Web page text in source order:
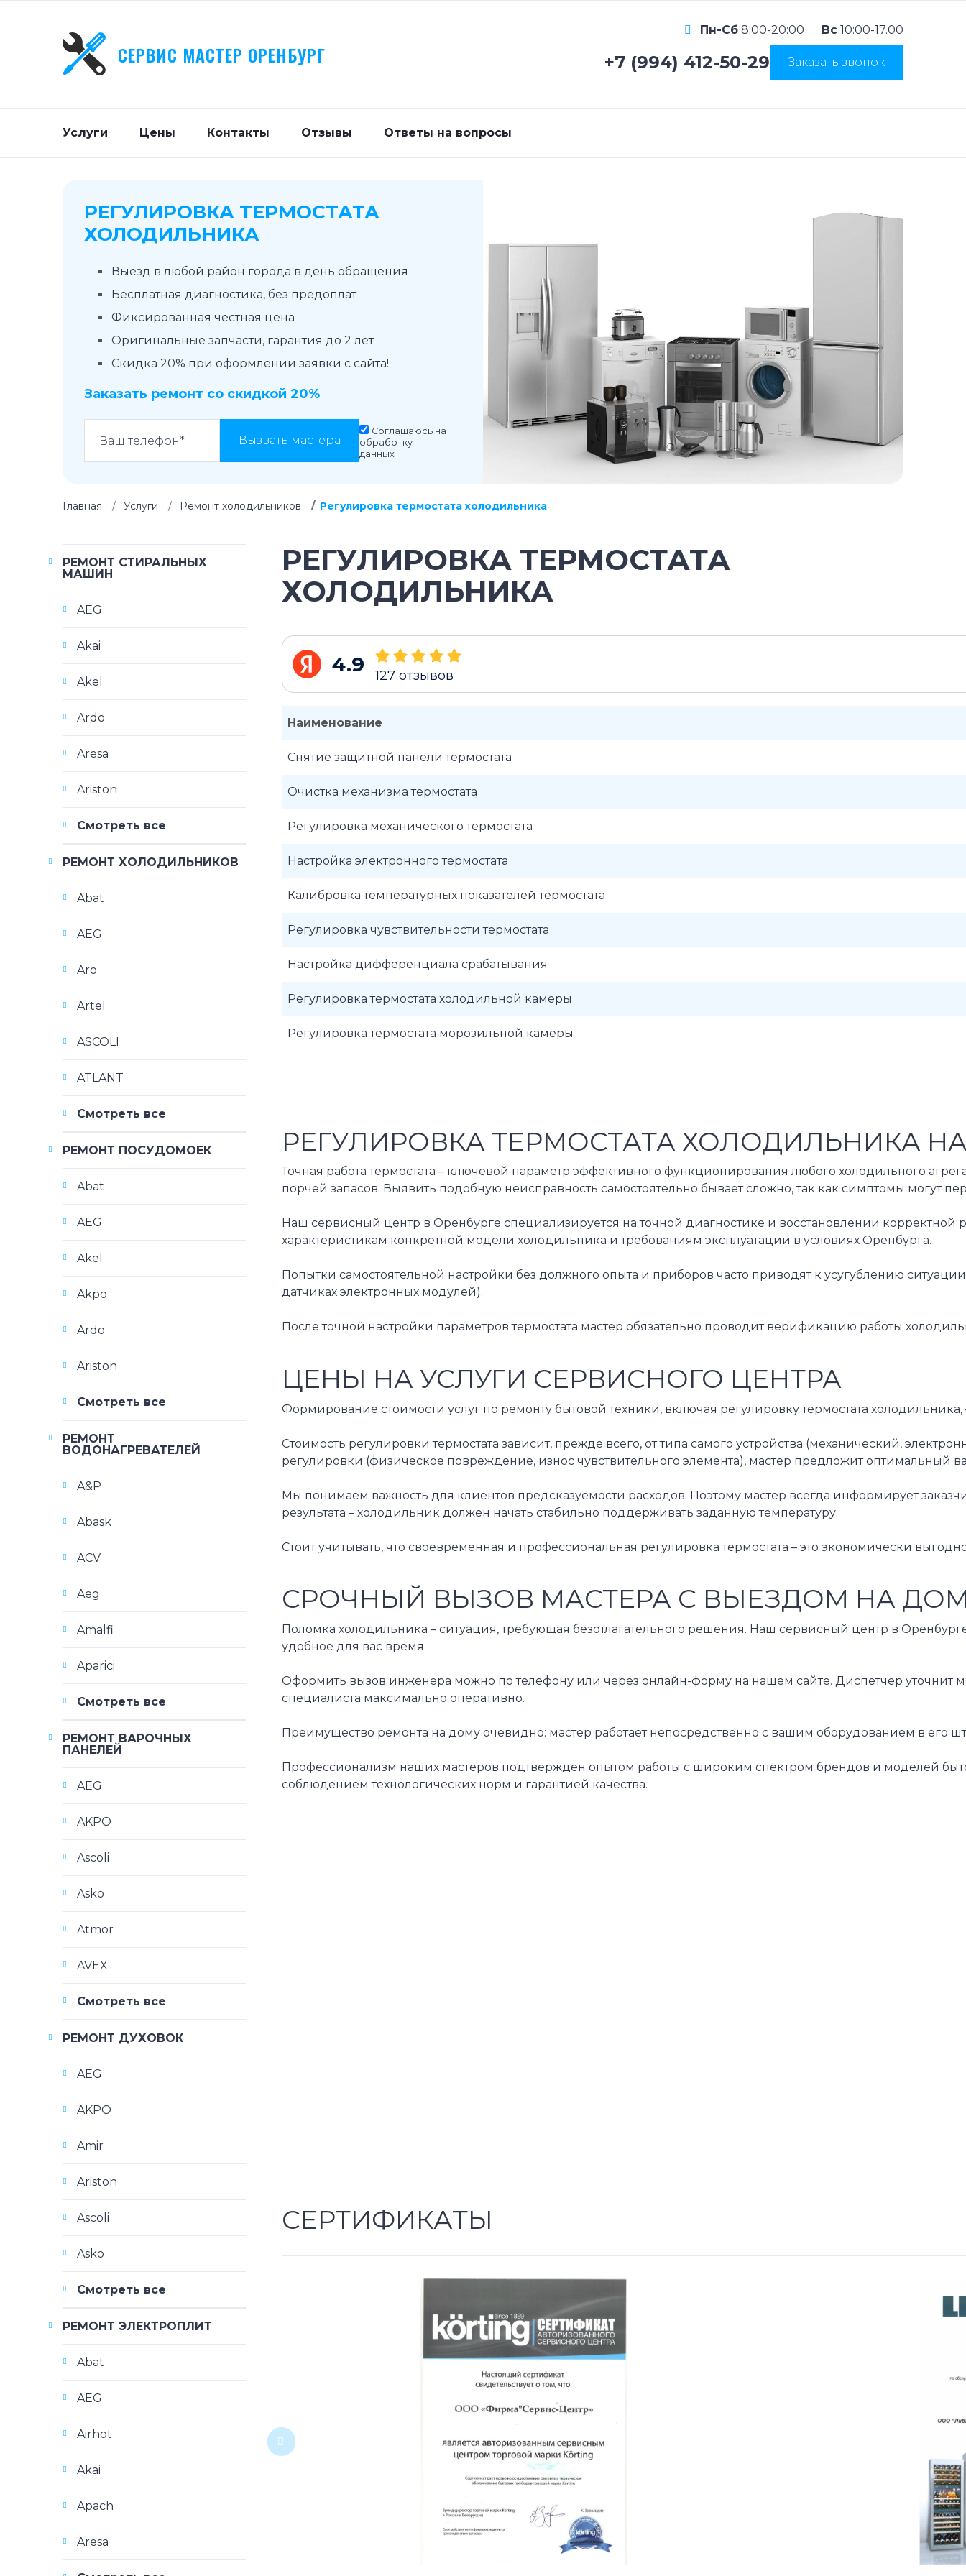
СЕРВИС МАСТЕР ОРЕНБУРГ
Пн-Сб 8:00-20:00 Вс 10:00-17.00
+7 (994) 412-50-29 Заказать звонок
Услуги Цены Контакты Отзывы Ответы на вопросы
РЕГУЛИРОВКА ТЕРМОСТАТА
ХОЛОДИЛЬНИКА
Выезд в любой район города в день обращения
Бесплатная диагностика, без предоплат
Фиксированная честная цена
Оригинальные запчасти, гарантия до 2 лет
Скидка 20% при оформлении заявки с сайта!
Заказать ремонт со скидкой 20%
Вызвать мастера
Соглашаюсь на
обработку
данных
Главная Услуги Ремонт холодильников Регулировка термостата холодильника
РЕГУЛИРОВКА ТЕРМОСТАТА
ХОЛОДИЛЬНИКА
4.9 127 отзывов
Наименование
Снятие защитной панели термостата
Очистка механизма термостата
Регулировка механического термостата
Настройка электронного термостата
Калибровка температурных показателей термостата
Регулировка чувствительности термостата
Настройка дифференциала срабатывания
Регулировка термостата холодильной камеры
Регулировка термостата морозильной камеры
РЕГУЛИРОВКА ТЕРМОСТАТА ХОЛОДИЛЬНИКА
Точная работа термостата – ключевой параметр эффективного функционирования любого холодильного
порчей запасов. Выявить подобную неисправность самостоятельно бывает сложно, так как симптомы могут
Наш сервисный центр в Оренбурге специализируется на точной диагностике и восстановлении
характеристикам конкретной модели холодильника и требованиям эксплуатации в условиях Оренбурга.
Попытки самостоятельной настройки без должного опыта и приборов часто приводят к усугублению
датчиках электронных модулей).
После точной настройки параметров термостата мастер обязательно проводит верификацию работы
ЦЕНЫ НА УСЛУГИ СЕРВИСНОГО ЦЕНТРА
Формирование стоимости услуг по ремонту бытовой техники, включая регулировку термостата
Стоимость регулировки термостата зависит, прежде всего, от типа самого устройства (механический,
регулировки (физическое повреждение, износ чувствительного элемента), мастер предложит оптимальный
Мы понимаем важность для клиентов предсказуемости расходов. Поэтому мастер всегда информирует
результата – холодильник должен начать стабильно поддерживать заданную температуру.
Стоит учитывать, что своевременная и профессиональная регулировка термостата – это экономически
СРОЧНЫЙ ВЫЗОВ МАСТЕРА С ВЫЕЗДОМ НА
Поломка холодильника – ситуация, требующая безотлагательного решения. Наш сервисный центр в
удобное для вас время.
Оформить вызов инженера можно по телефону или через онлайн-форму на нашем сайте. Диспетчер уточнит
специалиста максимально оперативно.
Преимущество ремонта на дому очевидно: мастер работает непосредственно с вашим оборудованием в его
Профессионализм наших мастеров подтвержден опытом работы с широким спектром брендов и моделей
соблюдением технологических норм и гарантией качества.
СЕРТИФИКАТЫ
РЕМОНТ СТИРАЛЬНЫХ
МАШИН
AEG
Akai
Akel
Ardo
Aresa
Ariston
Смотреть все
РЕМОНТ ХОЛОДИЛЬНИКОВ
Abat
AEG
Aro
Artel
ASCOLI
ATLANT
Смотреть все
РЕМОНТ ПОСУДОМОЕК
Abat
AEG
Akel
Akpo
Ardo
Ariston
Смотреть все
РЕМОНТ
ВОДОНАГРЕВАТЕЛЕЙ
A&P
Abask
ACV
Aeg
Amalfi
Aparici
Смотреть все
РЕМОНТ ВАРОЧНЫХ
ПАНЕЛЕЙ
AEG
AKPO
Ascoli
Asko
Atmor
AVEX
Смотреть все
РЕМОНТ ДУХОВОК
AEG
AKPO
Amir
Ariston
Ascoli
Asko
Смотреть все
РЕМОНТ ЭЛЕКТРОПЛИТ
Abat
AEG
Airhot
Akai
Apach
Aresa